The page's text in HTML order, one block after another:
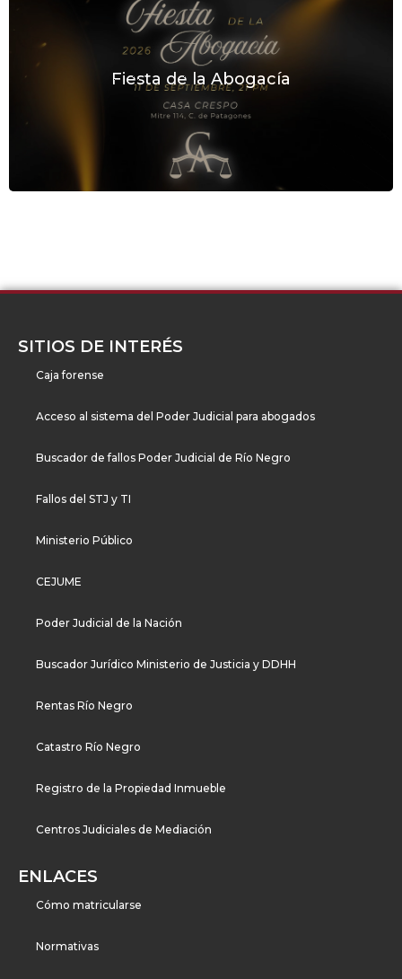
Fiesta de la Abogacía
SITIOS DE INTERÉS
Caja forense
Acceso al sistema del Poder Judicial para abogados
Buscador de fallos Poder Judicial de Río Negro
Fallos del STJ y TI
Ministerio Público
CEJUME
Poder Judicial de la Nación
Buscador Jurídico Ministerio de Justicia y DDHH
Rentas Río Negro
Catastro Río Negro
Registro de la Propiedad Inmueble
Centros Judiciales de Mediación
ENLACES
Cómo matricularse
Normativas